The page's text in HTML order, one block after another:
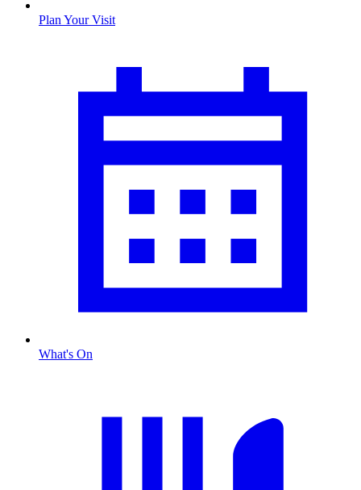
Plan Your Visit
What's On